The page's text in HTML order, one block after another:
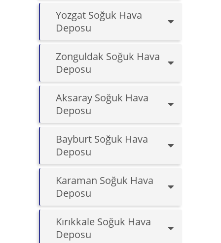
Yozgat Soğuk Hava
Deposu
Zonguldak Soğuk Hava
Deposu
Aksaray Soğuk Hava
Deposu
Bayburt Soğuk Hava
Deposu
Karaman Soğuk Hava
Deposu
Kırıkkale Soğuk Hava
Deposu